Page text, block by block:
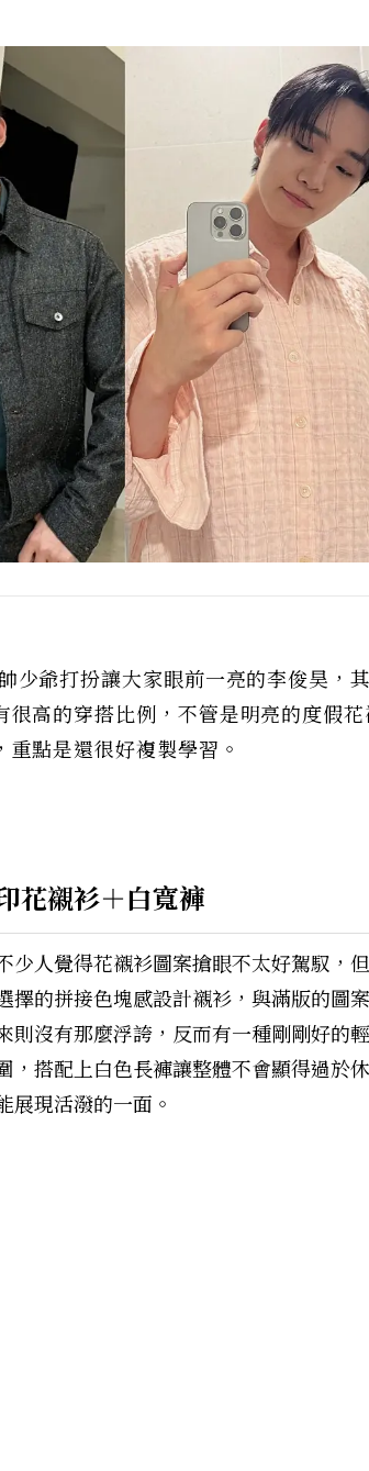
少爺打扮讓大家眼前一亮的李俊昊，
高的穿搭比例，不管是明亮的度假
點是還很好複製學習。
花襯衫＋白寬褲
少人覺得花襯衫圖案搶眼不太好駕馭，
擇的拼接色塊感設計襯衫，與滿版的圖
則沒有那麼浮誇，反而有一種剛剛好的
，搭配上白色長褲讓整體不會顯得過於
展現活潑的一面。